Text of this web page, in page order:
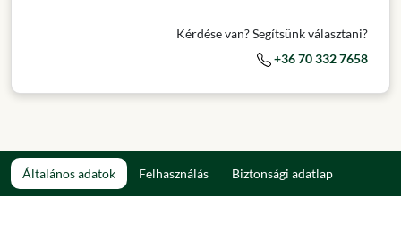
Kérdése van? Segítsünk választani?
+36 70 332 7658
Általános adatok Felhasználás Biztonsági adatlap